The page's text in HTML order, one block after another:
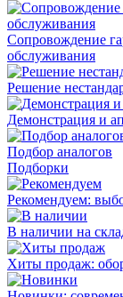
Сопровождение
обслуживания
Решение
Демонстрация и
Подбор аналогов
Подборки
Рекомендуем:
В наличии на
Хиты продаж: